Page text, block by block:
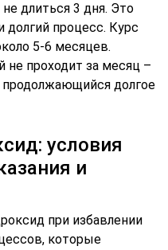
длиться 3 дня. Это
процесс. Курс
5-6 месяцев.
не проходит за месяц –
долгое
условия
и
при избавлении
которые